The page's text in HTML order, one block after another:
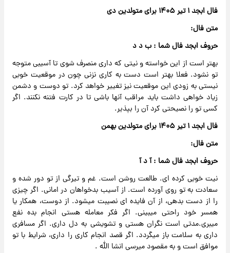
فال ابجد ۱ تیر ۱۴۰۵ برای متولدین دی
متن فال:
حروف ابجد فال شما : ب د د
بهتر است از این خواسته و نیتی که داری منصرف شوی تا آسیبی متوجه
تو نشود. فعلا بهتر است دست به کاری نزنی چون در موقعیت خوبی
نیستی به زودی این موقعیت نیز تغییر خواهد کرد. تو دوست و دشمن
زیاد خواهی داشت باید مراقب آنها باشی تا در کارت فتنه نکنند. اگر
کسی تو را نصیحتی کرد آن را بپذیر.
فال ابجد ۱ تیر ۱۴۰۵ برای متولدین بهمن
متن فال:
حروف ابجد فال شما : آ د آ
نیت خوبی کرده ای. طالعت روشن است. غم و تیرگی از تو دور شده و
سعادت به تو روی آورده است. از آسیب بدخواهان در امانی. اگر چیزی
را از دست بدهی، از آن فایده ای نصیبت میشود. از دوست، همکار یا
همسر خود راحتی میبینی. اگر فکر معامله هستی انجام بده نفع
میبری.مدتی است نگران هستی و تشویشی به دل داری. اگر مسافری
داری به سلامت باز میگردد. اگر قصد انجام کاری را داری، شرایط با تو
موافق است و به مقصود میرسی انشا الله .